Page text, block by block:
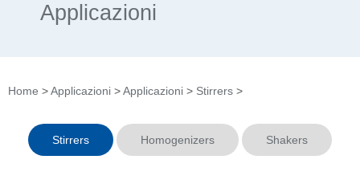
Applicazioni
Home >Applicazioni >Applicazioni > Stirrers >
Stirrers Homogenizers Shakers